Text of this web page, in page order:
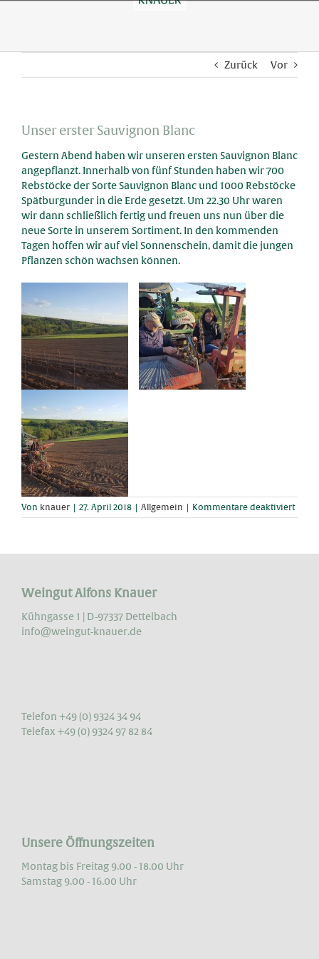
Zurück Vor
Unser erster Sauvignon Blanc
Gestern Abend haben wir unseren ersten Sauvignon Blanc
angepflanzt. Innerhalb von fünf Stunden haben wir 700
Rebstöcke der Sorte Sauvignon Blanc und 1000 Rebstöcke
Spätburgunder in die Erde gesetzt. Um 22.30 Uhr waren
wir dann schließlich fertig und freuen uns nun über die
neue Sorte in unserem Sortiment. In den kommenden
Tagen hoffen wir auf viel Sonnenschein, damit die jungen
Pflanzen schön wachsen können.
Von knauer 27. April 2018 Allgemein Kommentare deaktiviertfür
Unser
Weingut Alfons Knauer
Kühngasse 1 | D-97337 Dettelbach
info@weingut-knauer.de
Telefon +49 (0) 9324 34 94
Telefax +49 (0) 9324 97 82 84
Unsere Öffnungszeiten
Montag bis Freitag 9.00 - 18.00 Uhr
Samstag 9.00 - 16.00 Uhr